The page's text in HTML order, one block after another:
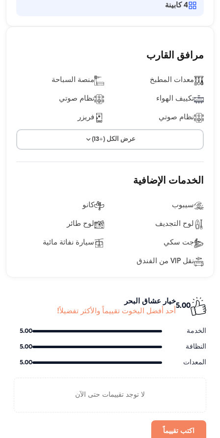
4 كابينة
مرافق القارب
معدات المطبخ منصة السباحة
تكييف الهواء نظام صوتي
نظام صوتي فريزر
عرض الكل (+13)
الخدمات الإضافية
سيبوب كانو
لوح التجديف لوح طائر
جت سكي سيارة نفاثة مائية
نقل VIP من الفندق
5.00
خيار عشاق البحر
أحد أفضل اليخوت تقييماً والأكثر تفضيلاً!
الخدمة 5.00
النظافة 5.00
المعدات 5.00
لا توجد تقييمات حتى الآن
اكتب تقييماً